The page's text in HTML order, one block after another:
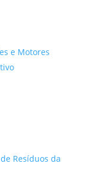
e Motores
Resíduos da